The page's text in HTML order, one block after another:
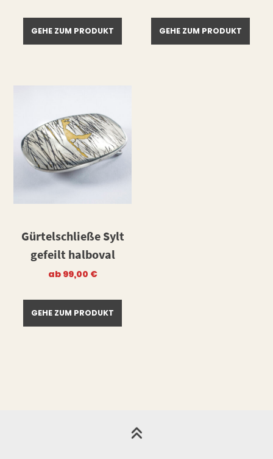
GEHE ZUM PRODUKT GEHE ZUM PRODUKT
Gürtelschließe Sylt
gefeilt halboval
ab 99,00 €
GEHE ZUM PRODUKT